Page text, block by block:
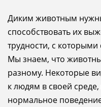
Диким животным
способствовать их
трудности, с которыми
Мы знаем, что
разному. Некоторые
к людям в своей
нормальное